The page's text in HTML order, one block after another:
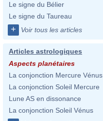
Le signe du Bélier
Le signe du Taureau
+ Voir tous les articles
Articles astrologiques
Aspects planétaires
La conjonction Mercure Vénus
La conjonction Soleil Mercure
Lune AS en dissonance
La conjonction Soleil Vénus